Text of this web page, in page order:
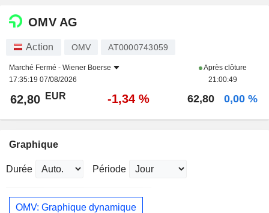
OMV AG
Action OMV AT0000743059
Marché Fermé - Wiener Boerse
17:35:19 07/08/2026
Après clôture
21:00:49
62,80 EUR -1,34 % 62,80 0,00 %
Graphique
Durée Période
OMV: Graphique dynamique